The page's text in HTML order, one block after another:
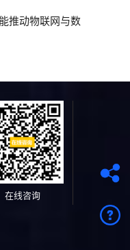
在线咨询